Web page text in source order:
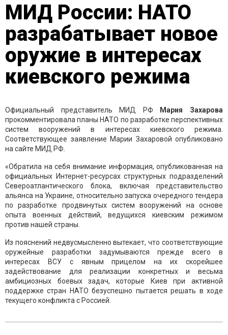
МИД России: НАТО
разрабатывает новое
оружие в интересах
киевского режима
Официальный представитель МИД РФ Мария
Захарова
прокомментировала планы НАТО по разработке перспективных
систем вооружений в интересах киевского режима.
Соответствующее заявление Марии Захаровой опубликовано
на сайте МИД РФ.
«Обратила на себя внимание информация, опубликованная на
официальных Интернет-ресурсах структурных подразделений
Североатлантического блока, включая представительство
альянса на Украине, относительно запуска очередного тендера
по разработке продвинутых систем вооружений на основе
опыта военных действий, ведущихся киевским режимом
против нашей страны.
Из пояснений недвусмысленно вытекает, что соответствующие
оружейные разработки задумываются прежде всего в
интересах ВСУ с явным прицелом на их скорейшее
задействование для реализации конкретных и весьма
амбициозных боевых задач, которые Киев при активной
поддержке стран НАТО безуспешно пытается решать в ходе
текущего конфликта с Россией.